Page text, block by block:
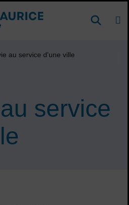
DE
service
au service d'une ville